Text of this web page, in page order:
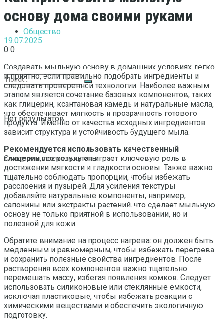
Общество
Нет результатов
Смотреть все результаты
основу дома своими руками
19.07.2025
0 0
Создавать мыльную основу в домашних условиях легко
и приятно, если правильно подобрать ингредиенты и
следовать проверенной технологии. Наиболее важным
этапом является сочетание базовых компонентов, таких
как глицерин, ксантановая камедь и натуральные масла,
что обеспечивает мягкость и прозрачность готового
продукта. Именно от качества исходных ингредиентов
зависит структура и устойчивость будущего мыла.
Рекомендуется использовать качественный
глицерин, поскольку он играет ключевую роль в
достижении мягкости и гладкости основы. Также важно
тщательно соблюдать пропорции, чтобы избежать
расслоения и пузырей. Для усиления текстуры
добавляйте натуральные компоненты, например,
сапонины или экстракты растений, что сделает мыльную
основу не только приятной в использовании, но и
полезной для кожи.
Обратите внимание на процесс нагрева: он должен быть
медленным и равномерным, чтобы избежать перегрева
и сохранить полезные свойства ингредиентов. После
растворения всех компонентов важно тщательно
перемешать массу, избегая появления комков. Следует
использовать силиконовые или стеклянные емкости,
исключая пластиковые, чтобы избежать реакции с
химическими веществами и обеспечить экологичную
подготовку.